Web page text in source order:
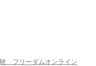
フリーダムオンライン